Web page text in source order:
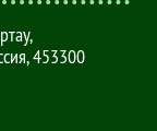
,453300